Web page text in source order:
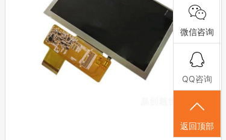
微信咨询
QQ咨询
返回顶部